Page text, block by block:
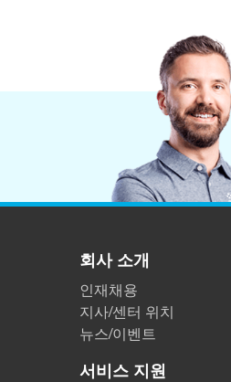
회사 소개
인재채용
지사/센터 위치
뉴스/이벤트
서비스 지원